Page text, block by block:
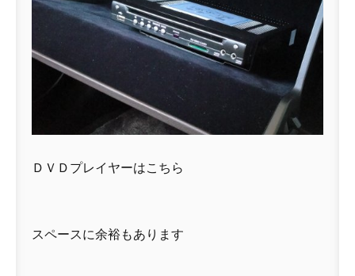
ＤＶＤプレイヤーはこちら
スペースに余裕もあります